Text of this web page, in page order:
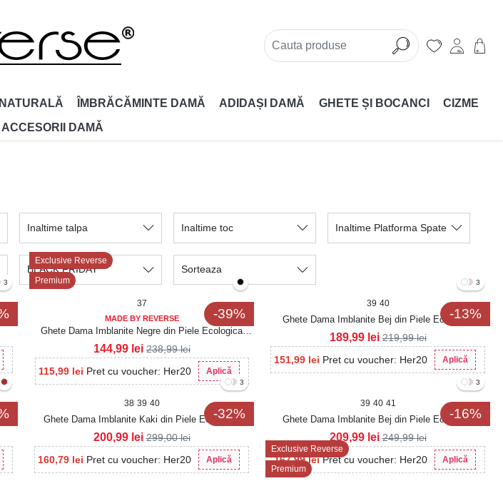
ÎMBRĂCĂMINTE DAMĂ ADIDAȘI DAMĂ GHETE ȘI BOCANCI
CIZME
ACCESORII DAMǍ
Inaltime talpa Inaltime toc Inaltime Platforma Spate
BLACK FRIDAY Sorteaza
3
Exclusive Reverse
Premium
-39%
37
MADE BY REVERSE
Ghete Dama Imblanite Negre din Piele Ecologica
Zyon
115,99 lei Pret cu voucher: Her20 Aplică
144,99 lei 238,99lei
-13%
3
39 40
Ghete Dama Imblanite Bej din Piele Ecologica
Intoarsa Liyana
151,99 lei Pret cu voucher: Her20 Aplică
189,99 lei 219,99lei
-32%
3
38 39 40
Ghete Dama Imblanite Kaki din Piele Ecologica
Intoarsa Liyana3
160,79 lei Pret cu voucher: Her20 Aplică
200,99 lei 299,00lei
-16%
3
39 40 41
Ghete Dama Imblanite Bej din Piele Ecologica
Liyana2
167,99lei Pret cu voucher: Her20 Aplică
209,99 lei 249,99lei
Exclusive Reverse
Premium